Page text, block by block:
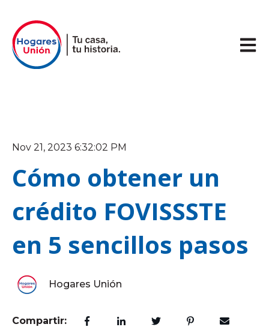
Abrir
Nov 21, 2023 6:32:02 PM
Cómo obtener un
crédito FOVISSSTE
en 5 sencillos pasos
Hogares Unión
Compartir: